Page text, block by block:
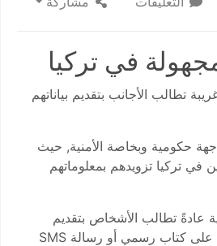
في تركيا
تطالب الأجانب بتقديم بياناتهم
جهة حكومية وبخاصة الأمنية, حيث
تركيا تزويدهم بمعلوماتهم
عادةً تطالب الأشخاص بتقديم
معلوماتهم الشخصية بناءً على كتاب رسمي أو رسالة SMS